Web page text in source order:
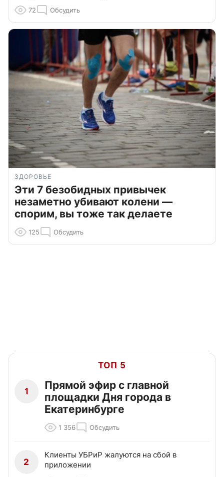
72 Обсудить
ЗДОРОВЬЕ
Эти 7 безобидных привычек
незаметно убивают колени —
спорим, вы тоже так делаете
125 Обсудить
ТОП 5
1
Прямой эфир с главной
площадки Дня города в
Екатеринбурге
1 356 Обсудить
2
Клиенты УБРиР жалуются на сбой в
приложении